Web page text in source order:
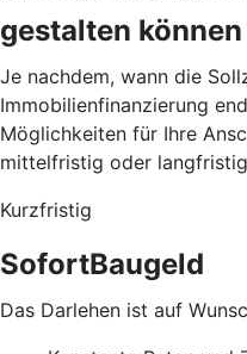
gestalten können
Je nachdem, wann die
Immobilienfinanzierung
Möglichkeiten für Ihre
mittelfristig oder
Kurzfristig
SofortBaugeld
Das Darlehen ist auf